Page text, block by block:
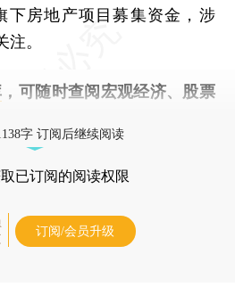
下房地产项目募集资金，涉
。
，可随时查阅宏观经济、股票
字 订阅后继续阅读
已订阅的阅读权限
订阅/会员升级